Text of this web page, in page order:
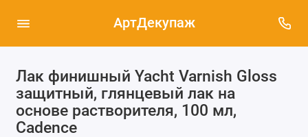
АртДекупаж
Лак финишный Yacht Varnish Gloss
защитный, глянцевый лак на
основе растворителя, 100 мл,
Cadence